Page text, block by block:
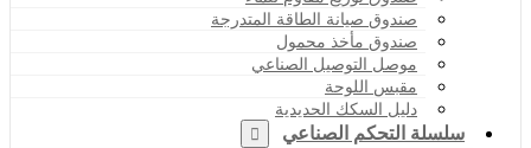
صندوق صيانة الطاقة المتدرجة
صندوق مأخذ محمول
موصل التوصيل الصناعي
مقبس اللوحة
دليل السكك الحديدية
سلسلة التحكم الصناعي